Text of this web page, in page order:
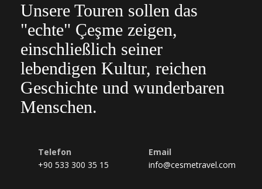
Unsere Touren sollen das
"echte" Çeşme zeigen,
einschließlich seiner
lebendigen Kultur, reichen
Geschichte und wunderbaren
Menschen.
Telefon
+90 533 300 35 15
Email
info@cesmetravel.com